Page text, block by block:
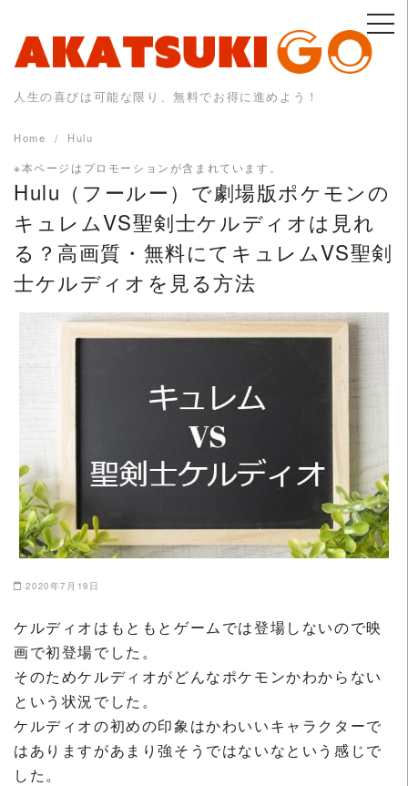
content
人生の喜びは可能な限り、無料でお得に進めよう！
Home Hulu
※本ページはプロモーションが含まれています。
Hulu（フールー）で劇場版ポケモンの
キュレムVS聖剣士ケルディオは見れ
る？高画質・無料にてキュレムVS聖剣
士ケルディオを見る方法
2020年7月19日
ケルディオはもともとゲームでは登場しないので映
画で初登場でした。
そのためケルディオがどんなポケモンかわからない
という状況でした。
ケルディオの初めの印象はかわいいキャラクターで
はありますがあまり強そうではないなという感じで
した。